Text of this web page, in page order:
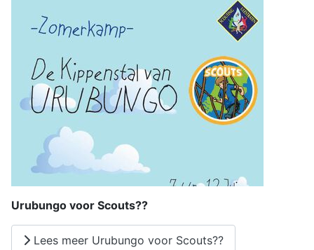
Urubungo voor Scouts??
Lees meer Urubungo voor Scouts??